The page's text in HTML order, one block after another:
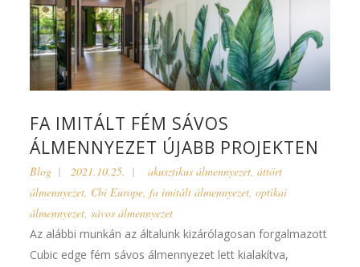
FA IMITÁLT FÉM SÁVOS
ÁLMENNYEZET ÚJABB PROJEKTEN
Blog 2021.10.25. akusztikus álmennyezet,áttört
álmennyezet, Cbi Europe,fa imitált álmennyezet,optikai
álmennyezet,sávos álmennyezet
Az alábbi munkán az általunk kizárólagosan forgalmazott
Cubic edge fém sávos álmennyezet lett kialakítva,